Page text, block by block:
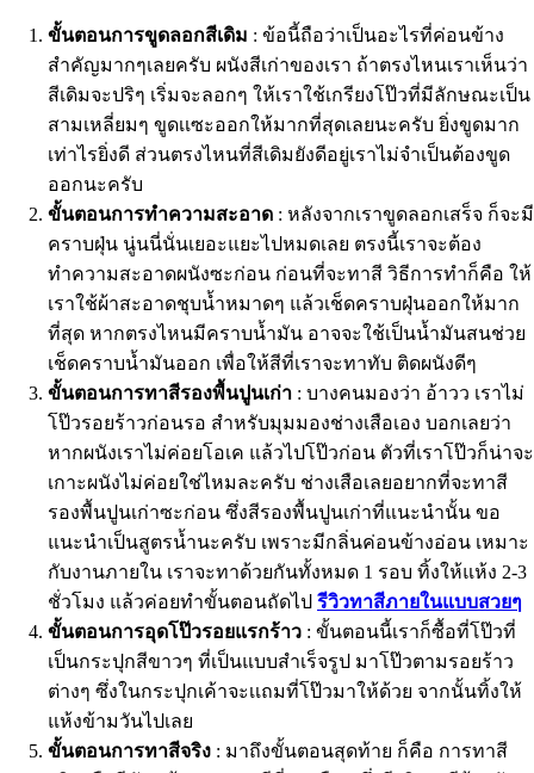
ขั้นตอนการขูดลอกสีเดิม : ข้อนี้ถือว่าเป็นอะไรที่ค่อนข้าง
สำคัญมากๆเลยครับ ผนังสีเก่าของเรา ถ้าตรงไหนเราเห็นว่า
สีเดิมจะปริๆ เริ่มจะลอกๆ ให้เราใช้เกรียงโป๊วที่มีลักษณะเป็น
สามเหลี่ยมๆ ขูดเเซะออกให้มากที่สุดเลยนะครับ ยิ่งขูดมาก
เท่าไรยิ่งดี ส่วนตรงไหนที่สีเดิมยังดีอยู่เราไม่จำเป็นต้องขูด
ออกนะครับ
ขั้นตอนการทำความสะอาด : หลังจากเราขูดลอกเสร็จ ก็จะมี
คราบฝุ่น นู่นนี่นั่นเยอะแยะไปหมดเลย ตรงนี้เราจะต้อง
ทำความสะอาดผนังซะก่อน ก่อนที่จะทาสี วิธีการทำก็คือ ให้
เราใช้ผ้าสะอาดชุบน้ำหมาดๆ แล้วเช็ดคราบฝุ่นออกให้มาก
ที่สุด หากตรงไหนมีคราบน้ำมัน อาจจะใช้เป็นน้ำมันสนช่วย
เช็ดคราบน้ำมันออก เพื่อให้สีที่เราจะทาทับ ติดผนังดีๆ
ขั้นตอนการทาสีรองพื้นปูนเก่า : บางคนมองว่า อ้าวว เราไม่
โป๊วรอยร้าวก่อนรอ สำหรับมุมมองช่างเสือเอง บอกเลยว่า
หากผนังเราไม่ค่อยโอเค แล้วไปโป๊วก่อน ตัวที่เราโป๊วก็น่าจะ
เกาะผนังไม่ค่อยใช่ไหมละครับ ช่างเสือเลยอยากที่จะทาสี
รองพื้นปูนเก่าซะก่อน ซึ่งสีรองพื้นปูนเก่าที่แนะนำนั้น ขอ
แนะนำเป็นสูตรน้ำนะครับ เพราะมีกลิ่นค่อนข้างอ่อน เหมาะ
กับงานภายใน เราจะทาด้วยกันทั้งหมด 1 รอบ ทิ้งให้แห้ง 2-3
ชั่วโมง แล้วค่อยทำขั้นตอนถัดไป รีวิวทาสีภายในแบบสวยๆ
ขั้นตอนการอุดโป๊วรอยแรกร้าว : ขั้นตอนนี้เราก็ซื้อที่โป๊วที่
เป็นกระปุกสีขาวๆ ที่เป็นแบบสำเร็จรูป มาโป๊วตามรอยร้าว
ต่างๆ ซึ่งในกระปุกเค้าจะเเถมที่โป๊วมาให้ด้วย จากนั้นทิ้งให้
แห้งข้ามวันไปเลย
ขั้นตอนการทาสีจริง : มาถึงขั้นตอนสุดท้าย ก็คือ การทาสี